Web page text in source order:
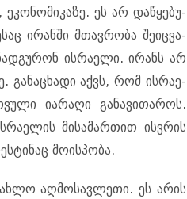
ეს არ და­წყე­ბუ­
ირან­ში მთავ­რო­ბა შე­იც­ვა­
ის­რა­ე­ლი. ირანს არ
გა­ნა­ცხა­დი აქვს, რომ ის­რა­ე­
ია­რა­ღი გა­ნა­ვი­თა­როს.
მი­სა­მარ­თით ის­ვრის
მო­ის­პო­ბა.
ახლო აღ­მო­სავ­ლე­თი. ეს არის